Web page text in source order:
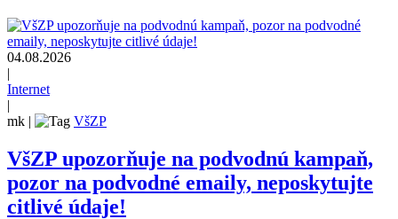
04.08.2026
|
Internet
|
mk | VšZP
VšZP upozorňuje na podvodnú kampaň,
pozor na podvodné emaily, neposkytujte
citlivé údaje!